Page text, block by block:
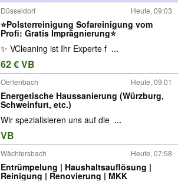
Düsseldorf Heute, 09:03
⭐️Polsterreinigung Sofareinigung vom
Profi: Gratis Imprägnierung⭐
✨️ VCleaning ist Ihr Experte f ...
62 € VB
Oerlenbach Heute, 09:01
Energetische Haussanierung (Würzburg,
Schweinfurt, etc.)
Wir spezialisieren uns auf die ...
VB
Wächtersbach Heute, 07:58
Entrümpelung | Haushaltsauflösung |
Reinigung | Renovierung | MKK